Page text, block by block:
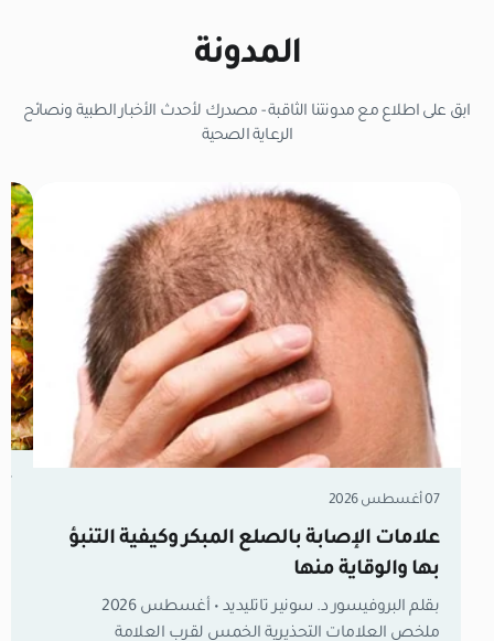
المدونة
ابق على اطلاع مع مدونتنا الثاقبة - مصدرك لأحدث الأخبار الطبية ونصائح
الرعاية الصحية
07 أغسطس 2026
علامات الإصابة بالصلع المبكر وكيفية التنبؤ
بها والوقاية منها
بقلم البروفيسور د. سونير تاتليديد • أغسطس 2026
ملخص العلامات التحذيرية الخمس لقرب العلامة